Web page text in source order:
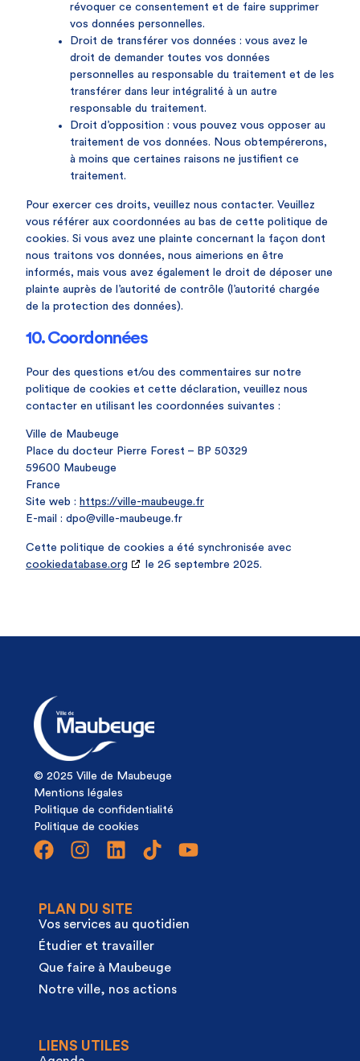
révoquer ce consentement et de faire supprimer
vos données personnelles.
Droit de transférer vos données : vous avez le
droit de demander toutes vos données
personnelles au responsable du traitement et de les
transférer dans leur intégralité à un autre
responsable du traitement.
Droit d’opposition : vous pouvez vous opposer au
traitement de vos données. Nous obtempérerons,
à moins que certaines raisons ne justifient ce
traitement.
Pour exercer ces droits, veuillez nous contacter. Veuillez
vous référer aux coordonnées au bas de cette politique de
cookies. Si vous avez une plainte concernant la façon dont
nous traitons vos données, nous aimerions en être
informés, mais vous avez également le droit de déposer une
plainte auprès de l’autorité de contrôle (l’autorité chargée
de la protection des données).
10. Coordonnées
Pour des questions et/ou des commentaires sur notre
politique de cookies et cette déclaration, veuillez nous
contacter en utilisant les coordonnées suivantes :
Ville de Maubeuge
Place du docteur Pierre Forest – BP 50329
59600 Maubeuge
France
Site web : https://ville-maubeuge.fr
E-mail : dpo@ville-maubeuge.fr
Cette politique de cookies a été synchronisée avec
cookiedatabase.org
le 26 septembre 2025.
© 2025 Ville de Maubeuge
Mentions légales
Politique de confidentialité
Politique de cookies
PLAN DU SITE
Vos services au quotidien
Étudier et travailler
Que faire à Maubeuge
Notre ville, nos actions
LIENS UTILES